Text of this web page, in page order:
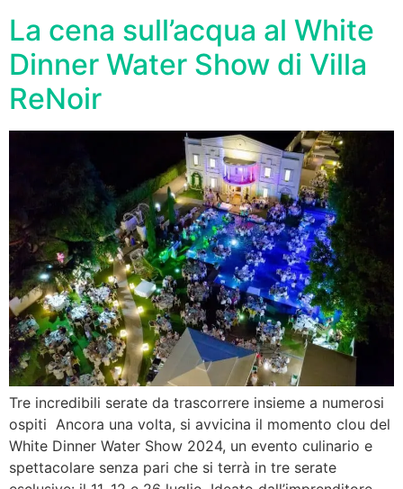
La cena sull’acqua al White
Dinner Water Show di Villa
ReNoir
Tre incredibili serate da trascorrere insieme a numerosi
ospiti Ancora una volta, si avvicina il momento clou del
White Dinner Water Show 2024, un evento culinario e
spettacolare senza pari che si terrà in tre serate